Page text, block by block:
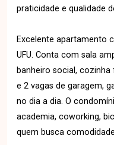
praticidade e qualidade
Excelente apartamento
UFU. Conta com sala
banheiro social,
e 2 vagas de garagem,
no dia a dia. O
academia, coworking,
quem busca